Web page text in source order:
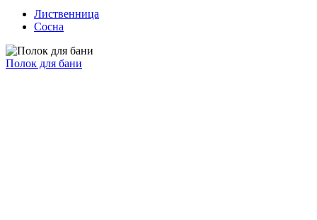
Лиственница
Сосна
Полок для бани